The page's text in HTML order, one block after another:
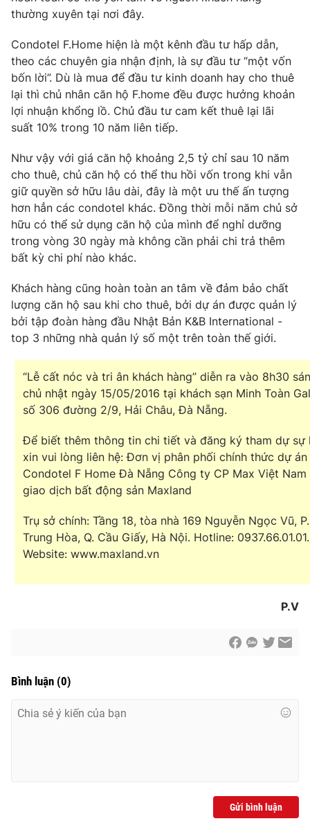
thường xuyên tại nơi đây.
Condotel F.Home hiện là một kênh đầu tư hấp dẫn,
theo các chuyên gia nhận định, là sự đầu tư “một vốn
bốn lời”. Dù là mua để đầu tư kinh doanh hay cho thuê
lại thì chủ nhân căn hộ F.home đều được hưởng khoản
lợi nhuận khổng lồ. Chủ đầu tư cam kết thuê lại lãi
suất 10% trong 10 năm liên tiếp.
Như vậy với giá căn hộ khoảng 2,5 tỷ chỉ sau 10 năm
cho thuê, chủ căn hộ có thể thu hồi vốn trong khi vẫn
giữ quyền sở hữu lâu dài, đây là một ưu thế ấn tượng
hơn hẳn các condotel khác. Đồng thời mỗi năm chủ sở
hữu có thể sử dụng căn hộ của mình để nghỉ dưỡng
trong vòng 30 ngày mà không cần phải chi trả thêm
bất kỳ chi phí nào khác.
Khách hàng cũng hoàn toàn an tâm về đảm bảo chất
lượng căn hộ sau khi cho thuê, bởi dự án được quản lý
bởi tập đoàn hàng đầu Nhật Bản K&B International -
top 3 những nhà quản lý số một trên toàn thế giới.
“Lễ cất nóc và tri ân khách hàng” diễn ra vào 8h30
chủ nhật ngày 15/05/2016 tại khách sạn Minh Toàn
số 306 đường 2/9, Hải Châu, Đà Nẵng.
Để biết thêm thông tin chi tiết và đăng ký tham dự sự
xin vui lòng liên hệ: Đơn vị phân phối chính thức dự án
Condotel F Home Đà Nẵng Công ty CP Max Việt Nam
giao dịch bất động sản Maxland
Trụ sở chính: Tầng 18, tòa nhà 169 Nguyễn Ngọc Vũ, P.
Trung Hòa, Q. Cầu Giấy, Hà Nội. Hotline: 0937.66.01.01.
Website: www.maxland.vn
P.V
Bình luận (0)
Gửi bình luận